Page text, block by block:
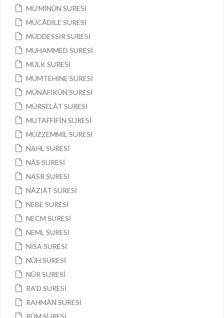
MÜ’MİNÛN SURESİ
MÜCÂDİLE SURESİ
MÜDDESSİR SURESİ
MUHAMMED SURESİ
MÜLK SURESİ
MÜMTEHİNE SURESİ
MÜNÂFİKÛN SURESİ
MÜRSELÂT SURESİ
MUTAFFİFÎN SURESİ
MÜZZEMMİL SURESİ
NAHL SURESİ
NÂS SURESİ
NASR SURESİ
NÂZİÂT SURESİ
NEBE SURESİ
NECM SURESİ
NEML SURESİ
NİSA SURESİ
NÛH SURESİ
NÛR SURESİ
RA’D SURESİ
RAHMÂN SURESİ
RÛM SURESİ